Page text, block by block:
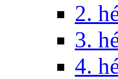
2.
3.
4.